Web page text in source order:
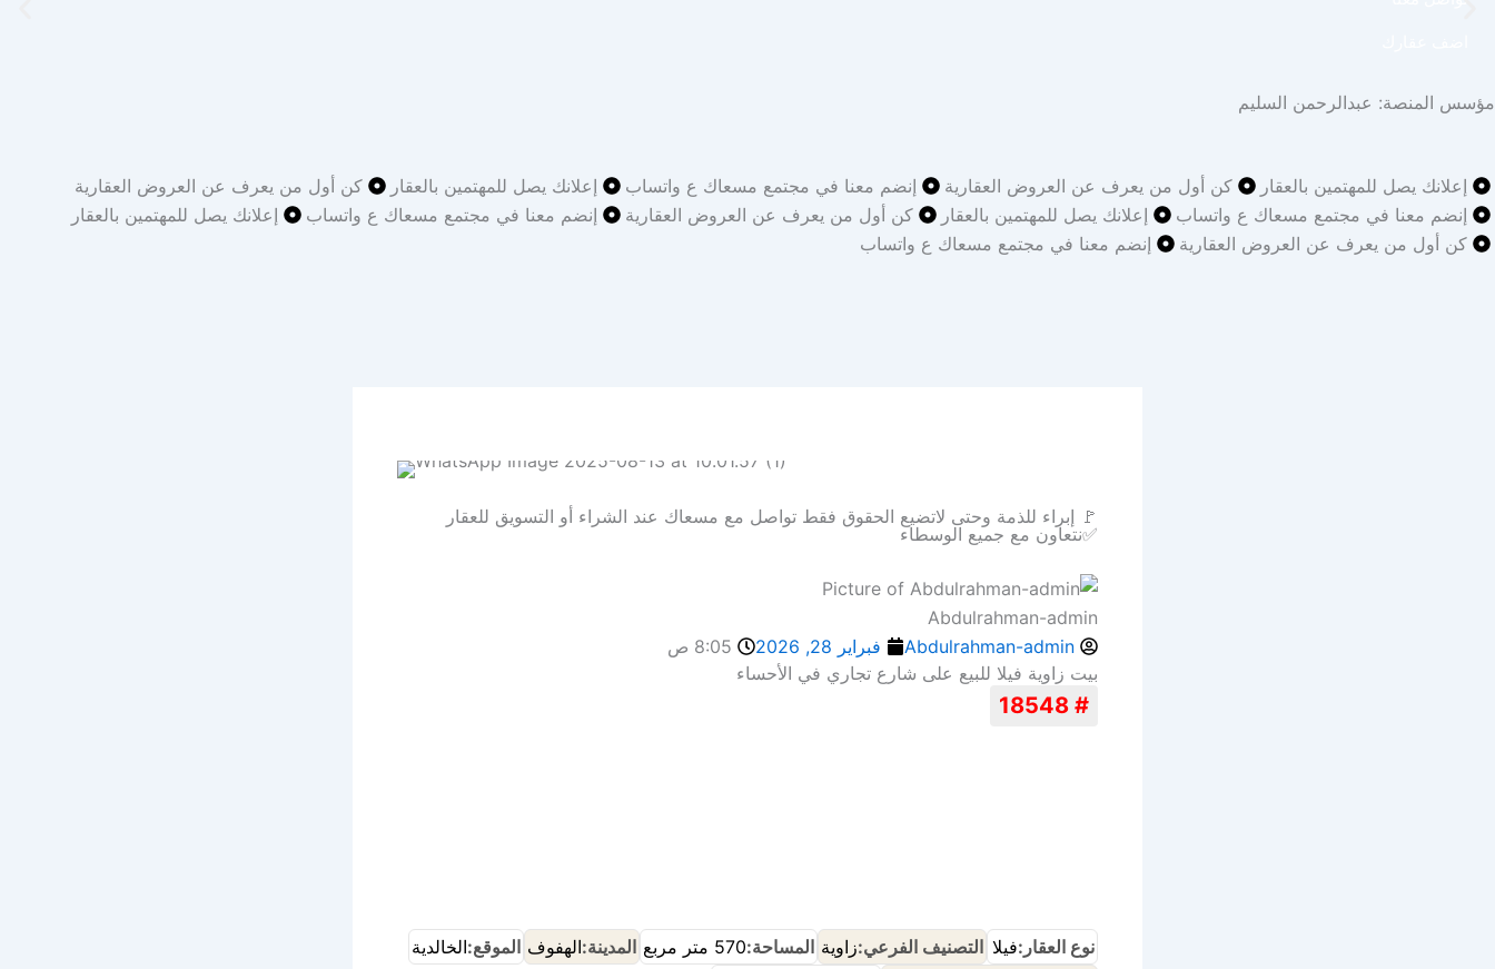
مؤسس المنصة: عبدالرحمن السليم
إعلانك يصل للمهتمين بالعقار كن أول من يعرف عن العروض العقارية إنضم معنا في مجتمع مسعاك ع واتساب إعلانك يصل للمهتمين بالعقار
كن أول من يعرف عن العروض العقارية
إنضم معنا في مجتمع مسعاك ع واتساب
إعلانك يصل للمهتمين بالعقار كن أول من يعرف عن العروض العقارية إنضم معنا في مجتمع مسعاك ع واتساب
إعلانك يصل للمهتمين بالعقار
كن أول من يعرف عن العروض العقارية
إنضم معنا في مجتمع مسعاك ع واتساب
🚩 إبراء للذمة وحتى لاتضيع الحقوق فقط تواصل مع مسعاك عند الشراء أو التسويق للعقار
✅نتعاون مع جميع الوسطاء
Abdulrahman-admin
Abdulrahman-admin
فبراير 28, 2026
8:05 ص
بيت زاوية فيلا للبيع على شارع تجاري في الأحساء
# 18548
نوع العقار:فيلا التصنيف الفرعي:زاوية المساحة:570 متر مربع المدينة:الهفوف الموقع:الخالدية